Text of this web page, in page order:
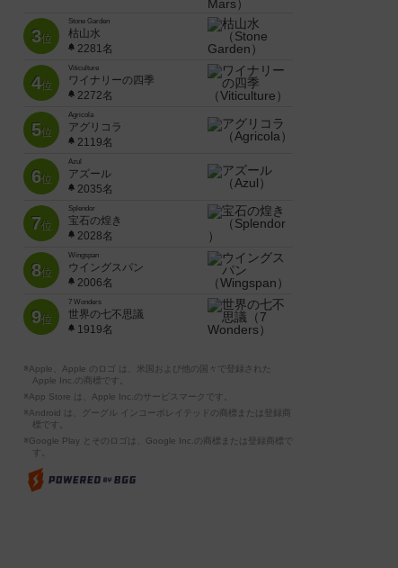
3位
Stone Garden
枯山水
2281名
4位
Viticulture
ワイナリーの四季
2272名
5位
Agricola
アグリコラ
2119名
6位
Azul
アズール
2035名
7位
Splendor
宝石の煌き
2028名
8位
Wingspan
ウイングスパン
2006名
9位
7 Wonders
世界の七不思議
1919名
※Apple、Apple のロゴ は、米国および他の国々で登録された
Apple Inc.の商標です。
※App Store は、Apple Inc.のサービスマークです。
※Android は、グーグル インコーポレイテッドの商標または登録商
標です。
※Google Play とそのロゴは、Google Inc.の商標または登録商標で
す。